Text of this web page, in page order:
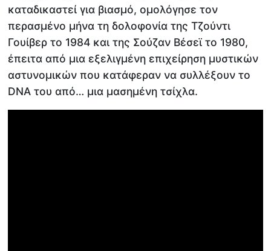
καταδικαστεί για βιασμό, ομολόγησε τον
περασμένο μήνα τη δολοφονία της Τζούντι
Γουίβερ το 1984 και της Σούζαν Βέσεϊ το 1980,
έπειτα από μια εξελιγμένη επιχείρηση μυστικών
αστυνομικών που κατάφεραν να συλλέξουν το
DNA του από… μια μασημένη τσίχλα.